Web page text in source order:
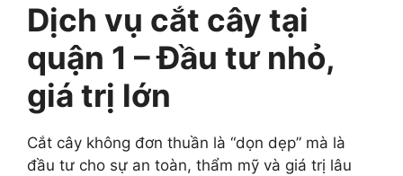
Dịch vụ cắt cây tại
quận 1 – Đầu tư nhỏ,
giá trị lớn
Cắt cây không đơn thuần là “dọn dẹp” mà là
đầu tư cho sự an toàn, thẩm mỹ và giá trị lâu